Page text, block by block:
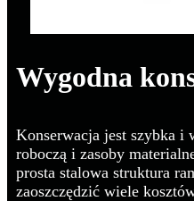
Wygodna
Konserwacja jest szybka i
roboczą i zasoby
prosta stalowa struktura
zaoszczędzić wiele